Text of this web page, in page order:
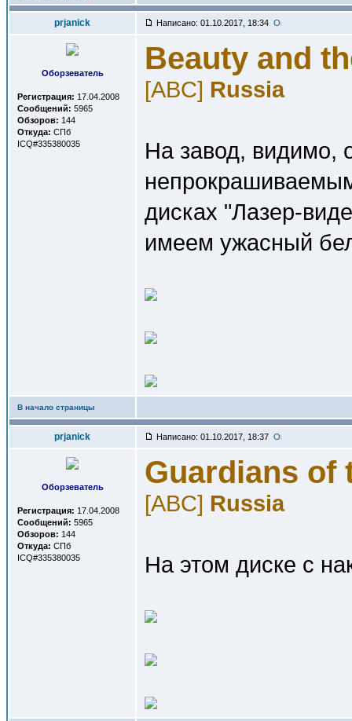
prjanick Написано: 01.10.2017, 18:34
Оборзеватель
Регистрация: 17.04.2008
Сообщений: 5965
Обзоров: 144
Откуда: СПб
ICQ#335380035
Beauty and
[ABC] Russia
На завод, видимо,
дисках "Лазер-
имеем ужасный
В начало страницы
prjanick Написано: 01.10.2017, 18:37
Оборзеватель
Регистрация: 17.04.2008
Сообщений: 5965
Обзоров: 144
Откуда: СПб
ICQ#335380035
Guardians of
[ABC] Russia
На этом диске с